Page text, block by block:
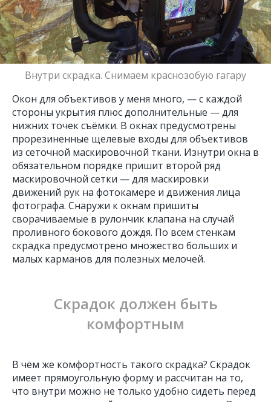
Внутри скрадка. Снимаем краснозобую гагару
Окон для объективов у меня много, — с каждой
стороны укрытия плюс дополнительные — для
нижних точек съёмки. В окнах предусмотрены
прорезиненные щелевые входы для объективов
из сеточной маскировочной ткани. Изнутри окна в
обязательном порядке пришит второй ряд
маскировочной сетки — для маскировки
движений рук на фотокамере и движения лица
фотографа. Снаружи к окнам пришиты
сворачиваемые в рулончик клапана на случай
проливного бокового дождя. По всем стенкам
скрадка предусмотрено множество больших и
малых карманов для полезных мелочей.
Скрадок должен быть
комфортным
В чём же комфортность такого скрадка? Скрадок
имеет прямоугольную форму и рассчитан на то,
что внутри можно не только удобно сидеть перед